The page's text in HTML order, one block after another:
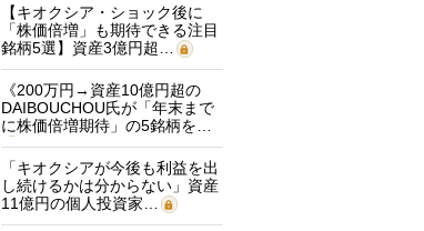
【キオクシア・ショック後に
「株価倍増」も期待できる注目
銘柄5選】資産3億円超…
《200万円→資産10億円超の
DAIBOUCHOU氏が「年末まで
に株価倍増期待」の5銘柄を…
「キオクシアが今後も利益を出
し続けるかは分からない」資産
11億円の個人投資家…